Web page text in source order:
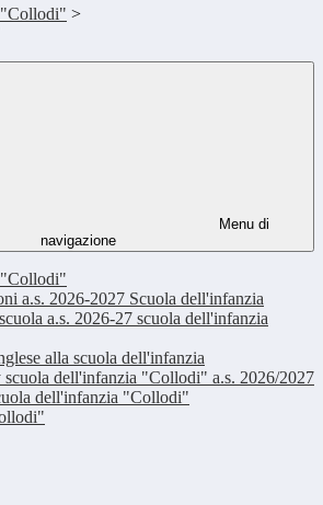
"Collodi" >
Menu di
navigazione
"Collodi"
a.s. 2026-2027 Scuola dell'infanzia
a.s. 2026-27 scuola dell'infanzia
alla scuola dell'infanzia
scuola dell'infanzia "Collodi" a.s. 2026/2027
dell'infanzia "Collodi"